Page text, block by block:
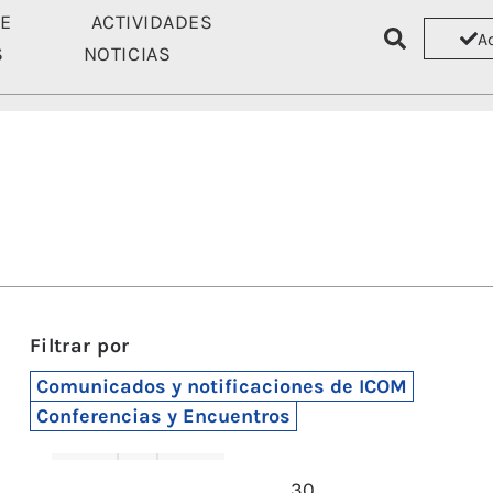
ACTIVIDADES
NOTICIAS
Filtrar por
Comunicados y notificaciones de ICOM
Conferencias y Encuentros